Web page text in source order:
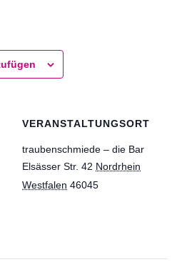
VERANSTALTUNGSORT
traubenschmiede – die Bar
Elsässer Str. 42 Nordrhein
Westfalen 46045